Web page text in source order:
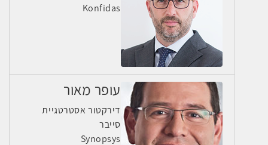
Konfidas
עופר מאור
דירקטור אסטרטגיית
סייבר
Synopsys